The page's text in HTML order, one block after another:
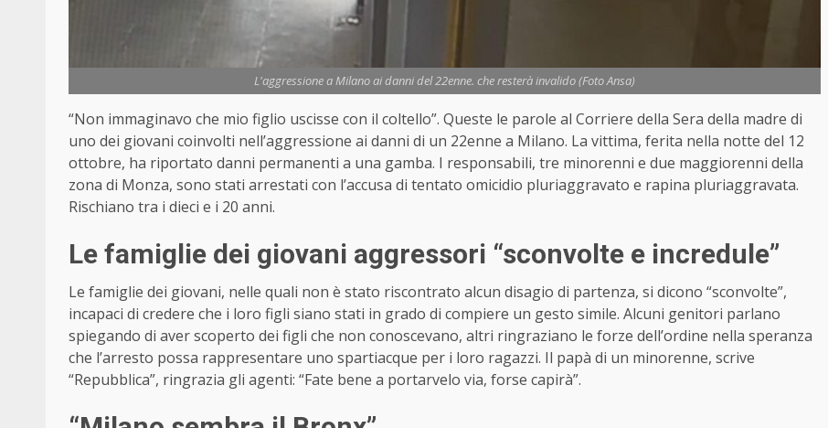
L'aggressione a Milano ai danni del 22enne. che resterà invalido (Foto Ansa)
“Non immaginavo che mio figlio uscisse con il coltello”. Queste le parole al Corriere della Sera della madre di
uno dei giovani coinvolti nell’aggressione ai danni di un 22enne a Milano. La vittima, ferita nella notte del 12
ottobre, ha riportato danni permanenti a una gamba. I responsabili, tre minorenni e due maggiorenni della
zona di Monza, sono stati arrestati con l’accusa di tentato omicidio pluriaggravato e rapina pluriaggravata.
Rischiano tra i dieci e i 20 anni.
Le famiglie dei giovani aggressori “sconvolte e incredule”
Le famiglie dei giovani, nelle quali non è stato riscontrato alcun disagio di partenza, si dicono “sconvolte”,
incapaci di credere che i loro figli siano stati in grado di compiere un gesto simile. Alcuni genitori parlano
spiegando di aver scoperto dei figli che non conoscevano, altri ringraziano le forze dell’ordine nella speranza
che l’arresto possa rappresentare uno spartiacque per i loro ragazzi. Il papà di un minorenne, scrive
“Repubblica”, ringrazia gli agenti: “Fate bene a portarvelo via, forse capirà”.